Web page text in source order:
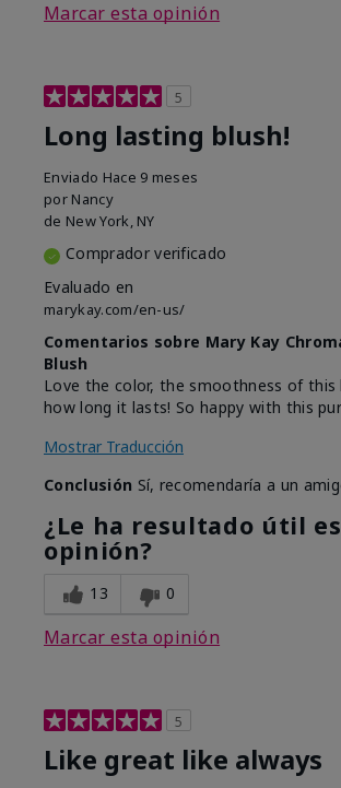
Marcar esta opinión
5
Long lasting blush!
Enviado Hace 9 meses
por Nancy
de New York, NY
Comprador verificado
Evaluado en
marykay.com/en-us/
Comentarios sobre Mary Kay
Blush
Love the color, the smoothness of this
how long it lasts! So happy with this
Mostrar Traducción
Conclusión Sí, recomendaría a un
¿Le ha resultado útil
opinión?
13 0
Marcar esta opinión
5
Like great like always